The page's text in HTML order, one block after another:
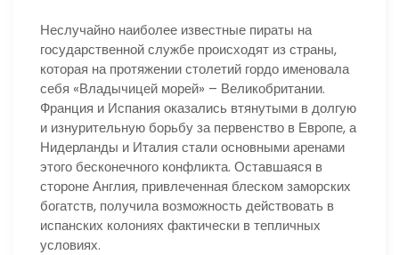
Неслучайно наиболее известные пираты на
государственной службе происходят из страны,
которая на протяжении столетий гордо именовала
себя «Владычицей морей» – Великобритании.
Франция и Испания оказались втянутыми в долгую
и изнурительную борьбу за первенство в Европе, а
Нидерланды и Италия стали основными аренами
этого бесконечного конфликта. Оставшаяся в
стороне Англия, привлеченная блеском заморских
богатств, получила возможность действовать в
испанских колониях фактически в тепличных
условиях.